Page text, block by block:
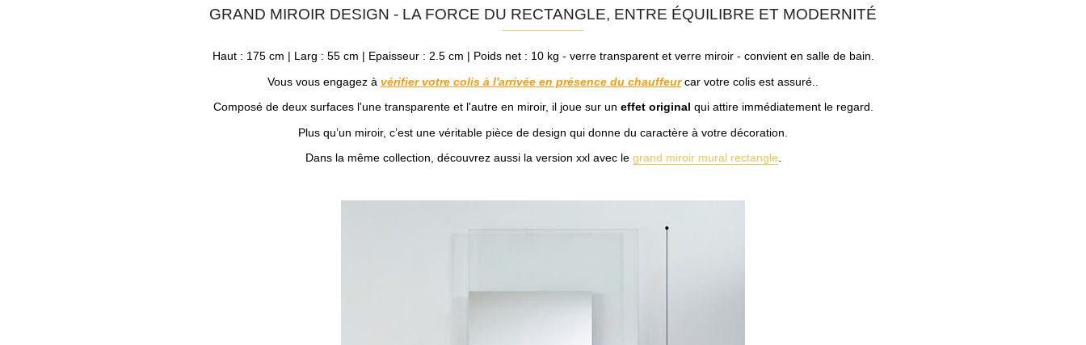
GRAND MIROIR DESIGN - LA FORCE DU RECTANGLE, ENTRE ÉQUILIBRE ET MODERNITÉ
Haut : 175 cm | Larg : 55 cm | Epaisseur : 2.5 cm | Poids net : 10 kg - verre transparent et verre miroir - convient en salle de bain.
Vous vous engagez à vérifier votre colis à l'arrivée en présence du chauffeurcar votre colis est assuré..
Composé de deux surfaces l'une transparente et l'autre en miroir, il joue sur un effet original qui attire immédiatement le regard.
Plus qu’un miroir, c’est une véritable pièce de design qui donne du caractère à votre décoration.
Dans la même collection, découvrez aussi la version xxl avec le grand miroir mural rectangle